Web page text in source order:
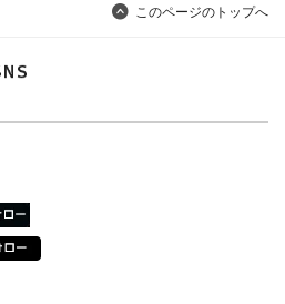
このページのトップへ